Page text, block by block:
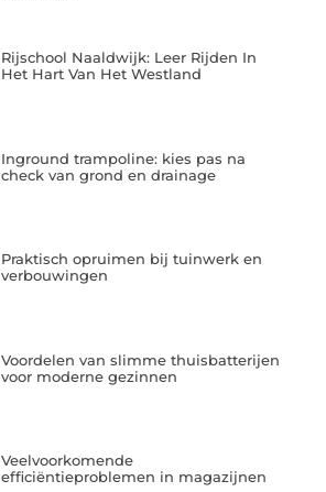
Rijschool Naaldwijk: Leer Rijden In
Het Hart Van Het Westland
Inground trampoline: kies pas na
check van grond en drainage
Praktisch opruimen bij tuinwerk en
verbouwingen
Voordelen van slimme thuisbatterijen
voor moderne gezinnen
Veelvoorkomende
efficiëntieproblemen in magazijnen